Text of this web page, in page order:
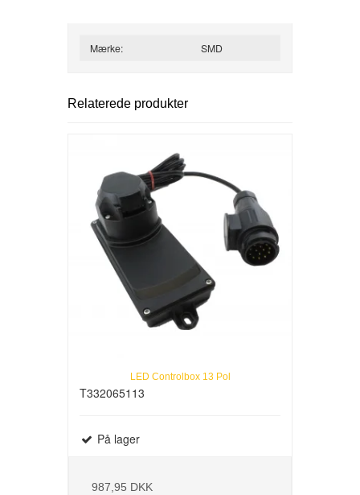
Mærke: SMD
Relaterede produkter
LED Controlbox 13 Pol
T332065113
På lager
987,95 DKK